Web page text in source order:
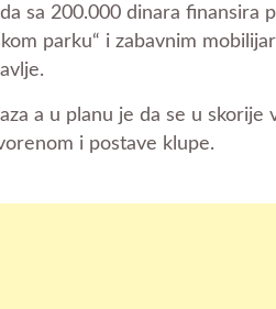
sa 200.000 dinara finansira
parku“ i zabavnim
a u planu je da se u skorije
i postave klupe.